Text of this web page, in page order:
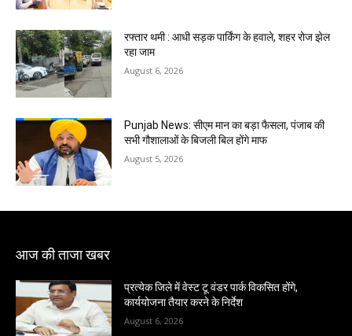
रफ्तार थमी : आधी सड़क पार्किंग के हवाले, शहर रोज झेल
रहा जाम
August 6, 2026
Punjab News: सीएम मान का बड़ा फैसला, पंजाब की
सभी गौशालाओं के बिजली बिल होंगे माफ
August 5, 2026
आज की ताजा खबर
प्रत्येक जिले में वेस्ट टू वंडर पार्क विकसित होंगे,
कार्ययोजना तैयार करने के निर्देश
August 6, 2026